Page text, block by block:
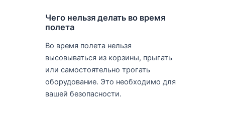
Чего нельзя делать во время
полета
Во время полета нельзя
высовываться из корзины, прыгать
или самостоятельно трогать
оборудование. Это необходимо для
вашей безопасности.